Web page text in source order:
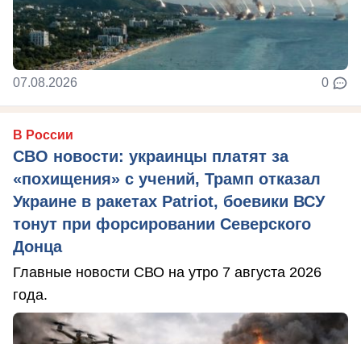
07.08.2026 0
В России
СВО новости: украинцы платят за
«похищения» с учений, Трамп отказал
Украине в ракетах Patriot, боевики ВСУ
тонут при форсировании Северского
Донца
Главные новости СВО на утро 7 августа 2026
года.